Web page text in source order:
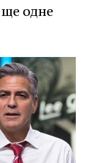
ще одне